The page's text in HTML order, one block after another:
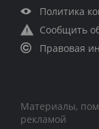
Политика
Сообщить
Правовая
Материалы,
рекламой